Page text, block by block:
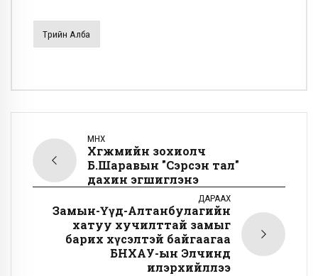
Төрийн Алба
ӨМНӨХ
Хөгжмийн зохиолч
Б.Шаравын "Сэрсэн тал"
дахин эгшиглэнэ
ДАРААХ
Замын-Үүд-Алтанбулагийн
хатуу хучилттай замыг
барих хүсэлтэй байгаагаа
БНХАУ-ын Элчинд
илэрхийллээ